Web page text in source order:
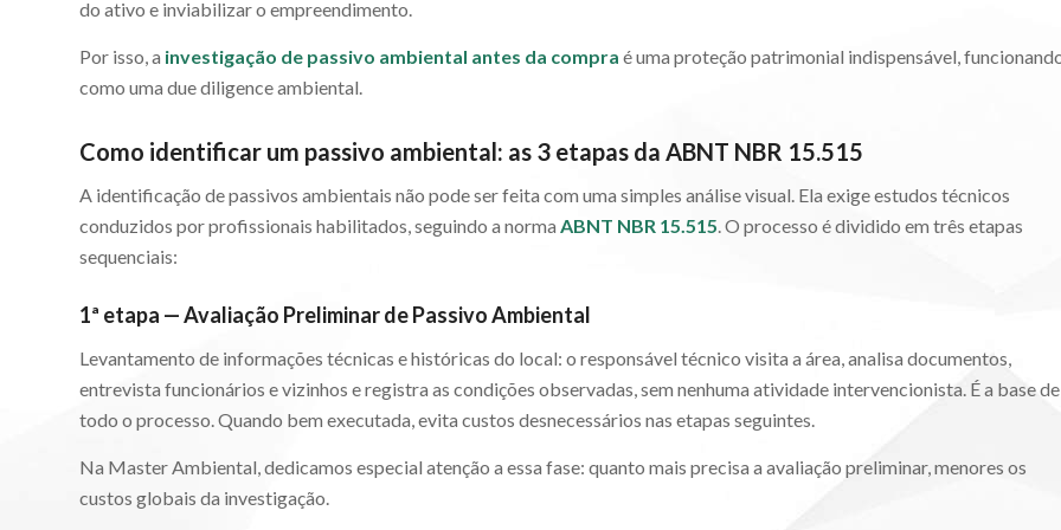
do ativo e inviabilizar o empreendimento.
Por isso, a investigação de passivo ambiental antes da compra é uma proteção patrimonial indispensável,
como uma due diligence ambiental.
Como identificar um passivo ambiental: as 3 etapas da ABNT NBR 15.515
A identificação de passivos ambientais não pode ser feita com uma simples análise visual. Ela exige estudos técnicos
conduzidos por profissionais habilitados, seguindo a norma ABNT NBR 15.515. O processo é dividido em três etapas
sequenciais:
1ª etapa — Avaliação Preliminar de Passivo Ambiental
Levantamento de informações técnicas e históricas do local: o responsável técnico visita a área, analisa documentos,
entrevista funcionários e vizinhos e registra as condições observadas, sem nenhuma atividade intervencionista. É a base de
todo o processo. Quando bem executada, evita custos desnecessários nas etapas seguintes.
Na Master Ambiental, dedicamos especial atenção a essa fase: quanto mais precisa a avaliação preliminar, menores os
custos globais da investigação.